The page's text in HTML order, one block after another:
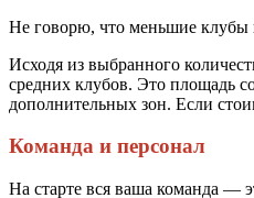
Не говорю, что меньшие клубы
Исходя из выбранного
средних клубов. Это площадь
дополнительных зон. Если
Команда и персонал
На старте вся ваша команда —